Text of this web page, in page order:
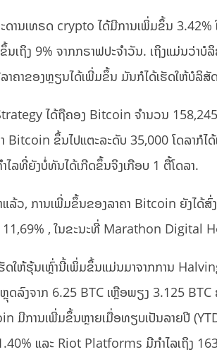
ດານເທຣດ crypto ໄດ້ມີການເພິ່ມຂຶ້ນ
ເຖິງ 9% ຈາກກຣາຟປະຈຳວັນ. ເຖິງແມ່ນວ່
າຄາຂອງຫຼຽນໄດ້ເພີ່ມຂຶ້ນ ມັນກໍໄດ້ເຮັດໃຫ້ບໍລິ
ໄດ້ຖືຄອງ Bitcoin ຈຳນວນ 158,245
Bitcoin ຂຶ້ນໄປແຕະລະດັບ 35,000 ໂດລາ
ໄລທີ່ຍັງບໍ່ທັນໄດ້ເກີດຂຶ້ນຈິງເກືອບ 1 ຕື້ໂດລາ.
ລ້ວ, ການເພີ່ມຂຶ້ນຂອງລາຄາ Bitcoin ຍັງ
, ໃນຂະນະທີ່ Marathon Digital
ດໃຫ້ຮຸ້ນເຫຼົ່ານີ້ເພິ່ມຂຶ້ນແມ່ນມາຈາກການ
ລົງຈາກ 6.25 BTC ເຫຼືອພຽງ 3.125
ມີການເພີ່ມຂຶ້ນຫຼາຍເມື່ອທຽບເປັນລາຍປີ
ແລະ Riot Platforms ມີກໍາໄລເຖິງ